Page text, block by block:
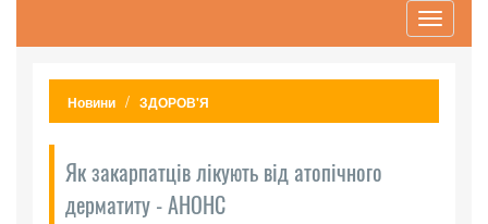
Toggle
Новини ЗДОРОВ'Я
Як закарпатців лікують від атопічного
дерматиту - АНОНС